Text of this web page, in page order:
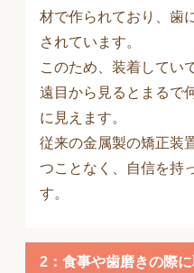
材で作られており、歯
されています。
このため、装着してい
遠目から見るとまるで
に見えます。
従来の金属製の矯正装
つことなく、自信を持
す。
2：食事や歯磨きの際